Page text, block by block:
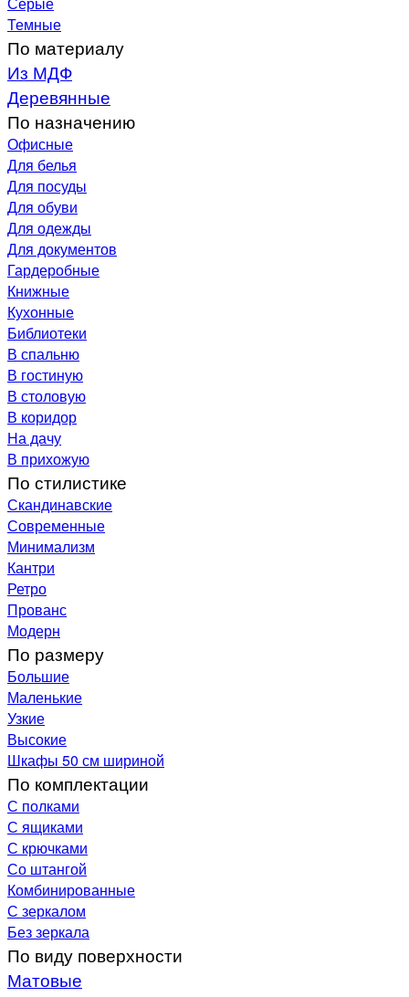
Темные
По материалу
Из МДФ
Деревянные
По назначению
Офисные
Для белья
Для посуды
Для обуви
Для одежды
Для документов
Гардеробные
Книжные
Кухонные
Библиотеки
В спальню
В гостиную
В столовую
В коридор
На дачу
В прихожую
По стилистике
Скандинавские
Современные
Минимализм
Кантри
Ретро
Прованс
Модерн
По размеру
Большие
Маленькие
Узкие
Высокие
Шкафы 50 см шириной
По комплектации
С полками
С ящиками
С крючками
Со штангой
Комбинированные
С зеркалом
Без зеркала
По виду поверхности
Матовые